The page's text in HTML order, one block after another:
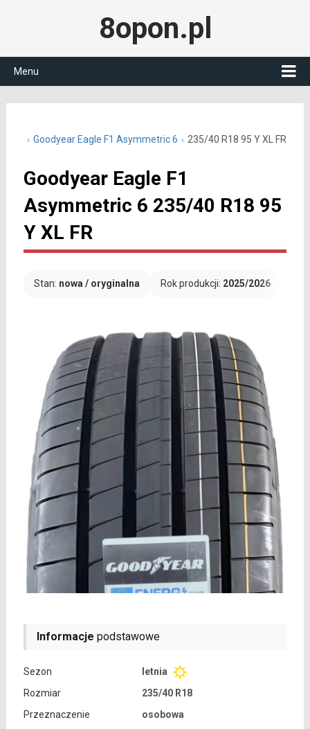
8opon.pl
Menu
Goodyear Eagle F1 Asymmetric 6 235/40 R18 95 Y XL FR
Goodyear Eagle F1
Asymmetric 6 235/40 R18 95
Y XL FR
Stan: nowa / oryginalna Rok produkcji: 2025/2026
Informacje podstawowe
Sezon
letnia
Rozmiar
235/40 R18
Przeznaczenie
osobowa